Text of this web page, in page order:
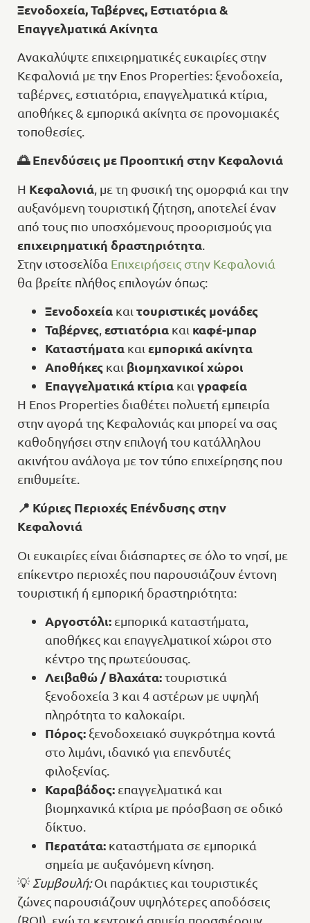
Ξενοδοχεία, Ταβέρνες, Εστιατόρια &
Επαγγελματικά Ακίνητα
Ανακαλύψτε επιχειρηματικές ευκαιρίες στην
Κεφαλονιά με την Enos Properties: ξενοδοχεία,
ταβέρνες, εστιατόρια, επαγγελματικά κτίρια,
αποθήκες & εμπορικά ακίνητα σε προνομιακές
τοποθεσίες.
🌅Επενδύσεις με Προοπτική στην Κεφαλονιά
Η Κεφαλονιά , με τη φυσική της ομορφιά και την
αυξανόμενη τουριστική ζήτηση, αποτελεί έναν
από τους πιο υποσχόμενους προορισμούς για
επιχειρηματική δραστηριότητα
Στην ιστοσελίδα Επιχειρήσεις στην Κεφαλονιά
θα βρείτε πλήθος επιλογών όπως:
Ξενοδοχεία και τουριστικές μονάδες
Ταβέρνες εστιατόρια και καφέ-μπαρ
Καταστήματα και εμπορικά ακίνητα
Αποθήκες και βιομηχανικοί χώροι
Επαγγελματικά κτίρια και γραφεία
Η Enos Properties διαθέτει πολυετή εμπειρία
στην αγορά της Κεφαλονιάς και μπορεί να σας
καθοδηγήσει στην επιλογή του κατάλληλου
ακινήτου ανάλογα με τον τύπο επιχείρησης που
επιθυμείτε.
📍 Κύριες Περιοχές Επένδυσης στην
Κεφαλονιά
Οι ευκαιρίες είναι διάσπαρτες σε όλο το νησί, με
επίκεντρο περιοχές που παρουσιάζουν έντονη
τουριστική ή εμπορική δραστηριότητα:
Αργοστόλι: εμπορικά καταστήματα,
αποθήκες και επαγγελματικοί χώροι στο
κέντρο της πρωτεύουσας.
Λειβαθώ / Βλαχάτα:τουριστικά
ξενοδοχεία 3 και 4 αστέρων με υψηλή
πληρότητα το καλοκαίρι.
Πόρος: ξενοδοχειακό συγκρότημα κοντά
στο λιμάνι, ιδανικό για επενδυτές
φιλοξενίας.
Καραβάδος: επαγγελματικά και
βιομηχανικά κτίρια με πρόσβαση σε οδικό
δίκτυο.
Περατάτα: καταστήματα σε εμπορικά
σημεία με αυξανόμενη κίνηση.
💡 Συμβουλή:Οι παράκτιες και τουριστικές
ζώνες παρουσιάζουν υψηλότερες αποδόσεις
(ROI), ενώ τα κεντρικά σημεία προσφέρουν